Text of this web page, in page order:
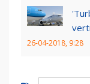
26-04-2018, 9:28